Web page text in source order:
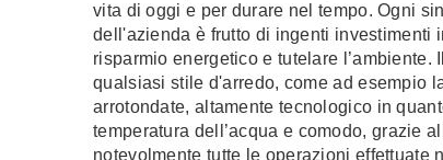
vita di oggi e per durare nel tempo. Ogni
dell'azienda è frutto di ingenti investimenti
risparmio energetico e tutelare
qualsiasi stile d'arredo, come ad esempio
arrotondate, altamente tecnologico in
temperatura dell’acqua e comodo, grazie
notevolmente tutte le operazioni effettuate